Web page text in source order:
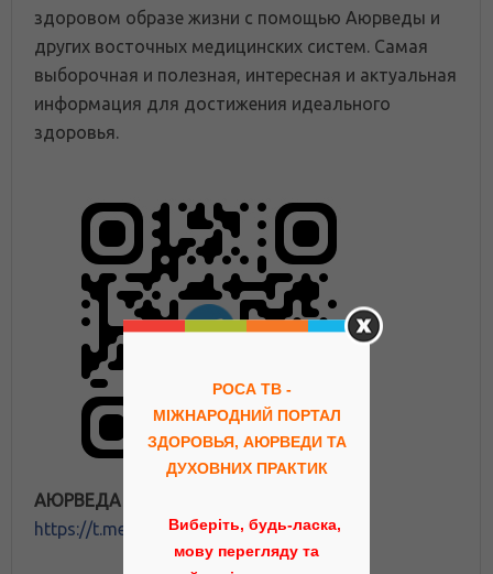
здоровом образе жизни с помощью Аюрведы и
других восточных медицинских систем. Самая
выборочная и полезная, интересная и актуальная
информация для достижения идеального
здоровья.
АЮРВЕДА ПОРТАЛ
https://t.me/ayurveda_rosa
РОСА ТВ -
МІЖНАРОДНИЙ ПОРТАЛ
ЗДОРОВЬЯ, АЮРВЕДИ ТА
ДУХОВНИХ ПРАКТИК
Виберіть, будь-ласка,
мову перегляду та